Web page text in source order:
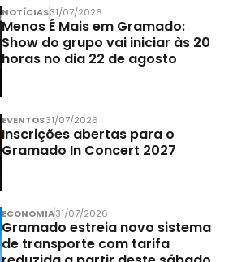
NOTÍCIAS31/07/2026
Menos É Mais em Gramado:
Show do grupo vai iniciar às 20
horas no dia 22 de agosto
EVENTOS31/07/2026
Inscrições abertas para o
Gramado In Concert 2027
ECONOMIA31/07/2026
Gramado estreia novo sistema
de transporte com tarifa